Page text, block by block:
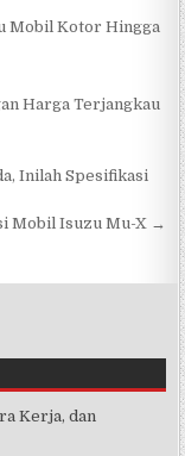
Mobil Kotor Hingga
Harga Terjangkau
Inilah Spesifikasi
Mobil Isuzu Mu-X →
Kerja, dan